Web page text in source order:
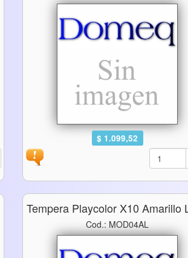
$ 1.099,52
Tempera Playcolor X10 Amarillo
Cod.: MOD04AL